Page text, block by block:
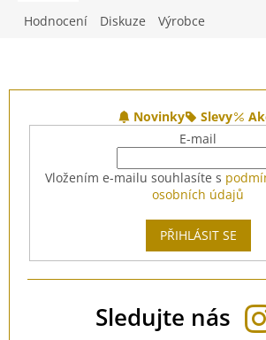
Hodnocení Diskuze Výrobce
Novinky Slevy
E-mail
Vložením e-mailu souhlasíte s
osobních údajů
PŘIHLÁSIT SE
Sledujte nás